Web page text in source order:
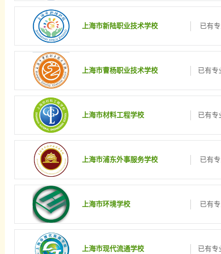
上海市新陆职业技术学校 已有
上海市曹杨职业技术学校 已有专
上海市材料工程学校 已有专
上海市浦东外事服务学校 已有
上海市环境学校 已有
上海市现代流通学校 已有专